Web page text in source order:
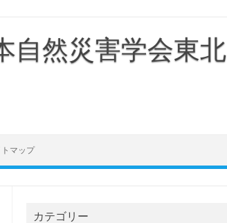
自然災害学会東北
マップ
カテゴリー